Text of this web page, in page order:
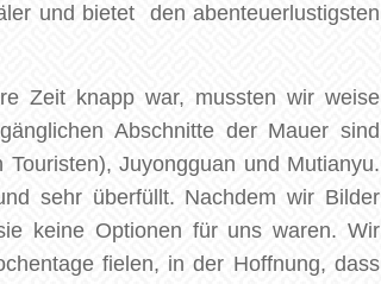
und bietet den abenteuerlustigsten
Zeit knapp war, mussten wir weise
Abschnitte der Mauer sind
Juyongguan und Mutianyu.
sehr überfüllt. Nachdem wir Bilder
keine Optionen für uns waren. Wir
fielen, in der Hoffnung, dass